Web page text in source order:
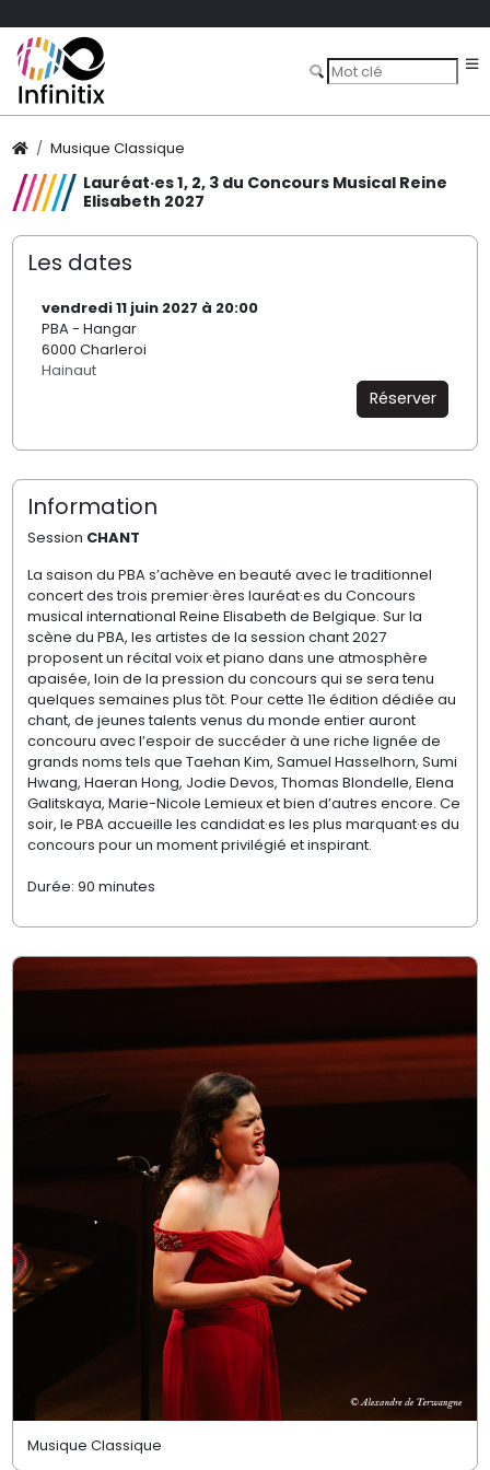
Musique Classique
Lauréat·es 1, 2, 3 du Concours Musical Reine
Elisabeth 2027
Les dates
vendredi 11 juin 2027 à 20:00
PBA - Hangar
6000 Charleroi
Hainaut
Réserver
Information
Session CHANT
La saison du PBA s’achève en beauté avec le traditionnel
concert des trois premier·ères lauréat·es du Concours
musical international Reine Elisabeth de Belgique. Sur la
scène du PBA, les artistes de la session chant 2027
proposent un récital voix et piano dans une atmosphère
apaisée, loin de la pression du concours qui se sera tenu
quelques semaines plus tôt. Pour cette 11e édition dédiée au
chant, de jeunes talents venus du monde entier auront
concouru avec l’espoir de succéder à une riche lignée de
grands noms tels que Taehan Kim, Samuel Hasselhorn, Sumi
Hwang, Haeran Hong, Jodie Devos, Thomas Blondelle, Elena
Galitskaya, Marie-Nicole Lemieux et bien d’autres encore. Ce
soir, le PBA accueille les candidat·es les plus marquant·es du
concours pour un moment privilégié et inspirant.
Durée: 90 minutes
Musique Classique